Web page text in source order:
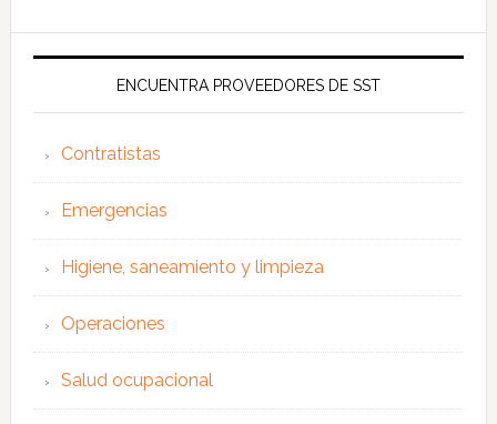
ENCUENTRA PROVEEDORES DE SST
Contratistas
Emergencias
Higiene, saneamiento y limpieza
Operaciones
Salud ocupacional